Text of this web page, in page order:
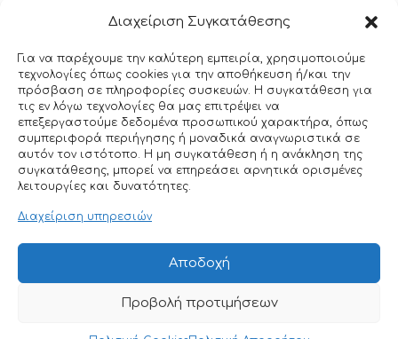
Διαχείριση Συγκατάθεσης
Για να παρέχουμε την καλύτερη εμπειρία, χρησιμοποιούμε
τεχνολογίες όπως cookies για την αποθήκευση ή/και την
πρόσβαση σε πληροφορίες συσκευών. Η συγκατάθεση για
τις εν λόγω τεχνολογίες θα μας επιτρέψει να
επεξεργαστούμε δεδομένα προσωπικού χαρακτήρα, όπως
συμπεριφορά περιήγησης ή μοναδικά αναγνωριστικά σε
αυτόν τον ιστότοπο. Η μη συγκατάθεση ή η ανάκληση της
συγκατάθεσης, μπορεί να επηρεάσει αρνητικά ορισμένες
λειτουργίες και δυνατότητες.
Διαχείριση υπηρεσιών
Αποδοχή
Προβολή προτιμήσεων
Πολιτική Απορρήτου
Πολιτική Cookies
Επικοινωνία
+30 211 404 0235
info@ttclean.gr
© 2025 TT Clean All rights reserved. Designed by
Nuntiusweb